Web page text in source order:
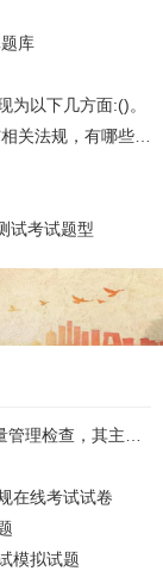
库
为以下几方面:()。
规，有哪些题型？
试考试题型
其主要内容包括()。
在线考试试卷
模拟试题